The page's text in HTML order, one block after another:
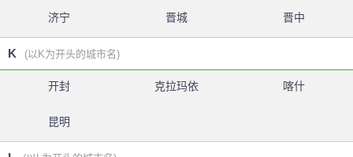
济宁 晋城 晋中
K (以K为开头的城市名)
开封 克拉玛依 喀什
昆明